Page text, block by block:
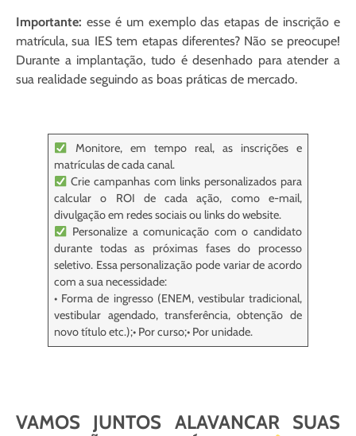
Importante: esse é um exemplo das etapas de inscrição e
matrícula, sua IES tem etapas diferentes? Não se preocupe!
Durante a implantação, tudo é desenhado para atender a
sua realidade seguindo as boas práticas de mercado.
Monitore, em tempo real, as inscrições e
matrículas de cada canal.
Crie campanhas com links personalizados para
calcular o ROI de cada ação, como e-mail,
divulgação em redes sociais ou links do website.
Personalize a comunicação com o candidato
durante todas as próximas fases do processo
seletivo. Essa personalização pode variar de acordo
com a sua necessidade:
• Forma de ingresso (ENEM, vestibular tradicional,
vestibular agendado, transferência, obtenção de
novo título etc.);• Por curso;• Por unidade.
VAMOS JUNTOS ALAVANCAR SUAS